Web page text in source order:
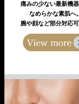
痛みの少ない最新機器
なめらかな素肌へ。
腕や顔など部分対応可